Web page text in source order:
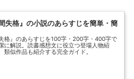
失格』の小説のあらすじを簡単・簡
格』のあらすじを100字・200字・400字で
に解説。読書感想文に役立つ登場人物紹
類似作品も紹介する完全ガイド。